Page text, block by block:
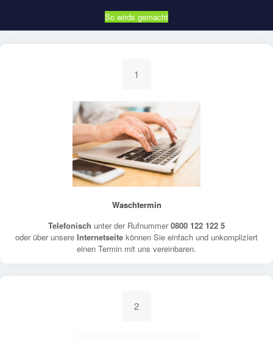
So wirds gemacht
1
Waschtermin
Telefonisch unter der Rufnummer0800 122 122 5
oder über unsere Internetseite können Sie einfach und unkompliziert
einen Termin mit uns vereinbaren.
2